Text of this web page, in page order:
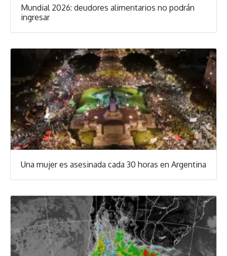
Mundial 2026: deudores alimentarios no podrán
ingresar
Una mujer es asesinada cada 30 horas en Argentina